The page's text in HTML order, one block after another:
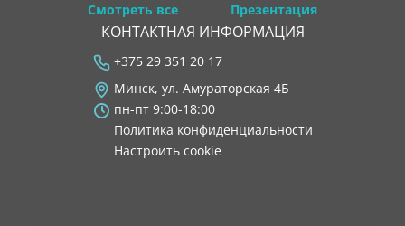
Смотреть все
Презентация
КОНТАКТНАЯ ИНФОРМАЦИЯ
+375 29 351 20 17
Минск, ул. Амураторская 4Б
пн-пт 9:00-18:00
Политика конфиденциальности
Настроить cookie